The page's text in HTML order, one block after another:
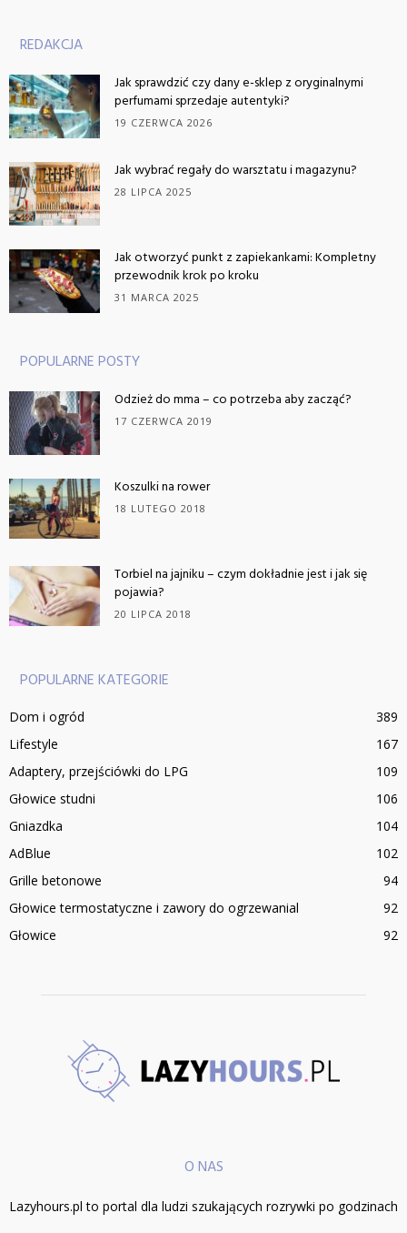
REDAKCJA
Jak sprawdzić czy dany e-sklep z oryginalnymi
perfumami sprzedaje autentyki?
19 CZERWCA 2026
Jak wybrać regały do warsztatu i magazynu?
28 LIPCA 2025
Jak otworzyć punkt z zapiekankami: Kompletny
przewodnik krok po kroku
31 MARCA 2025
POPULARNE POSTY
Odzież do mma – co potrzeba aby zacząć?
17 CZERWCA 2019
Koszulki na rower
18 LUTEGO 2018
Torbiel na jajniku – czym dokładnie jest i jak się
pojawia?
20 LIPCA 2018
POPULARNE KATEGORIE
Dom i ogród
389
Lifestyle
167
Adaptery, przejściówki do LPG
109
Głowice studni
106
Gniazdka
104
AdBlue
102
Grille betonowe
94
Głowice termostatyczne i zawory do ogrzewanial
92
Głowice
92
O NAS
Lazyhours.pl to portal dla ludzi szukających rozrywki po godzinach